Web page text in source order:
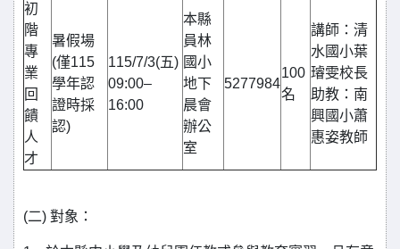
初
階
專
業
回
饋
人
才
暑假場
(僅115
學年認
證時採
認)
115/7/3(五)
09:00–
16:00
本縣
員林
國小
地下
晨會
辦公
室
5277984
100
名
講師：清
水國小葉
璿雯校長
助教：南
興國小蕭
惠姿教師
(二) 對象：